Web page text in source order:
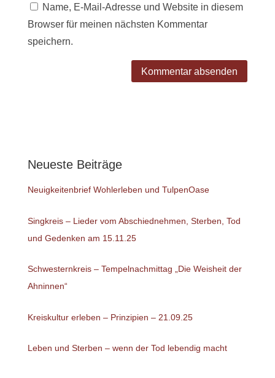
Name, E-Mail-Adresse und Website in diesem
Browser für meinen nächsten Kommentar
speichern.
Neueste Beiträge
Neuigkeitenbrief Wohlerleben und TulpenOase
Singkreis – Lieder vom Abschiednehmen, Sterben, Tod
und Gedenken am 15.11.25
Schwesternkreis – Tempelnachmittag „Die Weisheit der
Ahninnen“
Kreiskultur erleben – Prinzipien – 21.09.25
Leben und Sterben – wenn der Tod lebendig macht